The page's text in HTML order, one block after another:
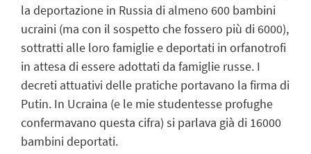
la deportazione in Russia di almeno 600 bambini
ucraini (ma con il sospetto che fossero più di 6000),
sottratti alle loro famiglie e deportati in orfanotrofi
in attesa di essere adottati da famiglie russe. I
decreti attuativi delle pratiche portavano la firma di
Putin. In Ucraina (e le mie studentesse profughe
confermavano questa cifra) si parlava già di 16000
bambini deportati.